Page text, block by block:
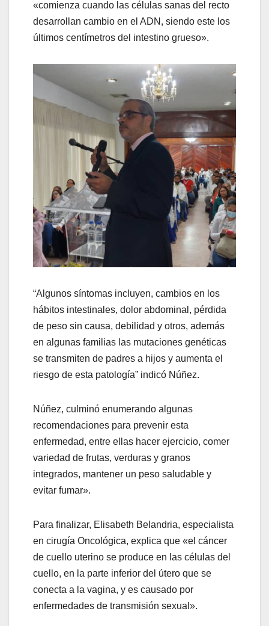
«comienza cuando las células sanas del recto
desarrollan cambio en el ADN, siendo este los
últimos centímetros del intestino grueso».
“Algunos síntomas incluyen, cambios en los
hábitos intestinales, dolor abdominal, pérdida
de peso sin causa, debilidad y otros, además
en algunas familias las mutaciones genéticas
se transmiten de padres a hijos y aumenta el
riesgo de esta patología” indicó Núñez.
Núñez, culminó enumerando algunas
recomendaciones para prevenir esta
enfermedad, entre ellas hacer ejercicio, comer
variedad de frutas, verduras y granos
integrados, mantener un peso saludable y
evitar fumar».
Para finalizar, Elisabeth Belandria, especialista
en cirugía Oncológica, explica que «el cáncer
de cuello uterino se produce en las células del
cuello, en la parte inferior del útero que se
conecta a la vagina, y es causado por
enfermedades de transmisión sexual».